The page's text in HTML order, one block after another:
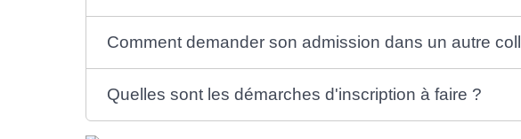
Comment demander son admission dans un autre
Quelles sont les démarches d'inscription à faire ?